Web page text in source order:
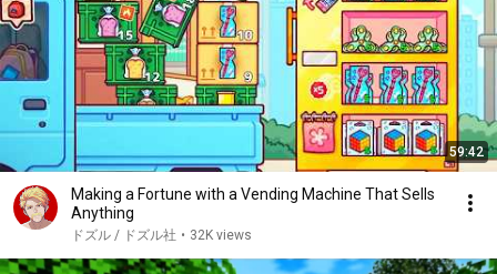
59:42
Making a Fortune with a Vending Machine That Sells
Anything
ドズル / ドズル社 • 32K views